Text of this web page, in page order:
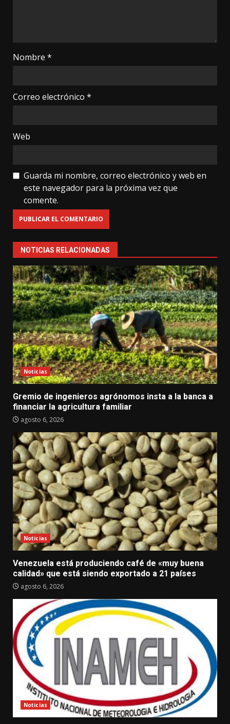
Nombre *
Correo electrónico *
Web
Guarda mi nombre, correo electrónico y web en
este navegador para la próxima vez que
comente.
NOTICIAS RELACIONADAS
Noticias
Gremio de ingenieros agrónomos insta a la banca a
financiar la agricultura familiar
agosto 6, 2026
Noticias
Venezuela está produciendo café de «muy buena
calidad» que está siendo exportado a 21 países
agosto 6, 2026
Noticias